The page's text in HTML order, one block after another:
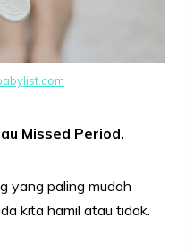
Missed Period.
yang paling mudah
kita hamil atau tidak.